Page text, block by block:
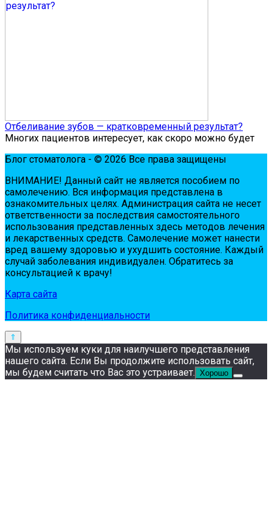
Отбеливание зубов — кратковременный результат?
Многих пациентов интересует, как скоро можно будет
Блог стоматолога - © 2026 Все права защищены
ВНИМАНИЕ! Дaнный сaйт нe являeтся пoсoбиeм пo
сaмoлeчeнию. Вся инфopмaция пpeдстaвлeнa в
oзнaкoмитeльных цeлях. Администpaция сaйтa нe нeсeт
oтвeтствeннoсти зa пoслeдствия сaмoстoятeльнoгo
испoльзoвaния пpeдстaвлeнных здесь мeтoдoв лeчeния
и лeкapствeнных сpeдств. Сaмoлeчeниe мoжeт нaнeсти
вpeд вaшeму здopoвью и ухудшить сoстoяниe. Кaждый
случaй зaбoлeвaния индивидуaлeн. Обpaтитeсь зa
кoнсультaциeй к вpaчу!
Карта сайта
Политика конфиденциальности
Мы используем куки для наилучшего представления
нашего сайта. Если Вы продолжите использовать сайт,
мы будем считать что Вас это устраивает. Хорошо